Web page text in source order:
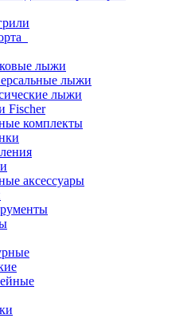
лыжи
лыжи
лыжи
Fischer
комплекты
аксессуары